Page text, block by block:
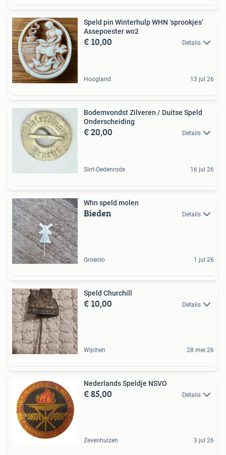
Speld pin Winterhulp WHN ‘sprookjes’
Assepoester wo2
€ 10,00 Details
Hoogland 13 jul 26
Bodemvondst Zilveren / Duitse Speld
Onderscheiding
€ 20,00 Details
Sint-Oedenrode 16 jul 26
Whn speld molen
Bieden Details
Groenlo 1 jul 26
Speld Churchill
€ 10,00 Details
Wijchen 28 mei 26
Nederlands Speldje NSVO
€ 85,00 Details
Zevenhuizen 3 jul 26